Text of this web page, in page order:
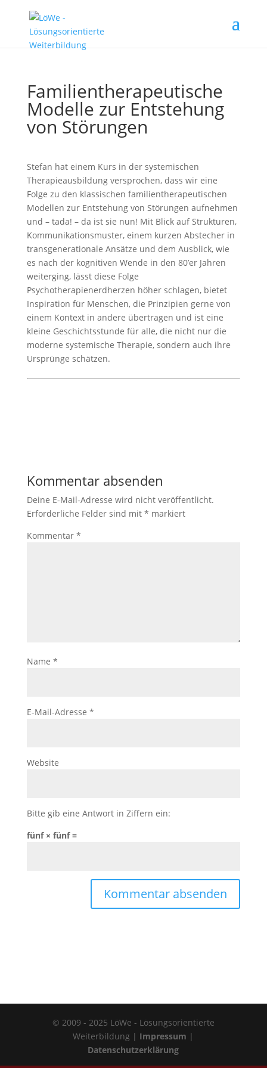
Familientherapeutische
Modelle zur Entstehung
von Störungen
Stefan hat einem Kurs in der systemischen
Therapieausbildung versprochen, dass wir eine
Folge zu den klassischen familientherapeutischen
Modellen zur Entstehung von Störungen aufnehmen
und – tada! – da ist sie nun! Mit Blick auf Strukturen,
Kommunikationsmuster, einem kurzen Abstecher in
transgenerationale Ansätze und dem Ausblick, wie
es nach der kognitiven Wende in den 80’er Jahren
weiterging, lässt diese Folge
Psychotherapienerdherzen höher schlagen, bietet
Inspiration für Menschen, die Prinzipien gerne von
einem Kontext in andere übertragen und ist eine
kleine Geschichtsstunde für alle, die nicht nur die
moderne systemische Therapie, sondern auch ihre
Ursprünge schätzen.
Kommentar absenden
Deine E-Mail-Adresse wird nicht veröffentlicht.
Erforderliche Felder sind mit * markiert
Kommentar *
Name *
E-Mail-Adresse *
Website
Bitte gib eine Antwort in Ziffern ein:
fünf × fünf =
© 2009 - 2025 LöWe - Lösungsorientierte
Weiterbildung | Impressum |
Datenschutzerklärung